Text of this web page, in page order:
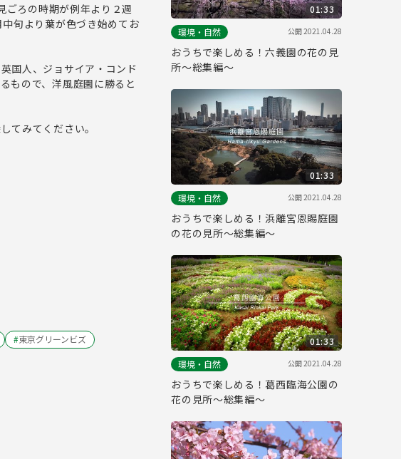
ろの時期が例年より２週
旬より葉が色づき始めてお
国人、ジョサイア・コンド
もので、洋風庭園に勝ると
てみてください。
#東京グリーンビズ
01:33
環境・自然
公開2021.04.28
おうちで楽しめる！六義園の花の見
所～総集編～
01:33
環境・自然
公開2021.04.28
おうちで楽しめる！浜離宮恩賜庭園
の花の見所～総集編～
01:33
環境・自然
公開2021.04.28
おうちで楽しめる！葛西臨海公園の
花の見所～総集編～